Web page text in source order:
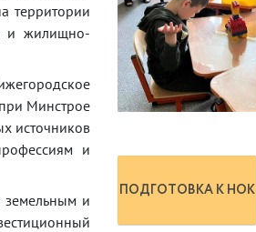
территории
и жилищно-
Минстрое
источников
и
земельным и
ПОДГОТОВКА К НОК